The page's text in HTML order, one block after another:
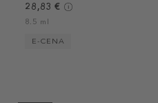
28,83 €
8.5 ml
E-CENA